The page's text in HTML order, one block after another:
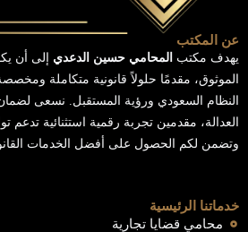
عن المكتب
يهدف مكتب المحامي حسين الدعدي إلى أن
الموثوق، مقدمًا حلولاً قانونية متكاملة
النظام السعودي ورؤية المستقبل. نسعى
العدالة، مقدمين تجربة رقمية استثنائية
وتضمن لكم الحصول على أفضل الخدمات
خدماتنا الرئيسية
محامي قضايا تجارية